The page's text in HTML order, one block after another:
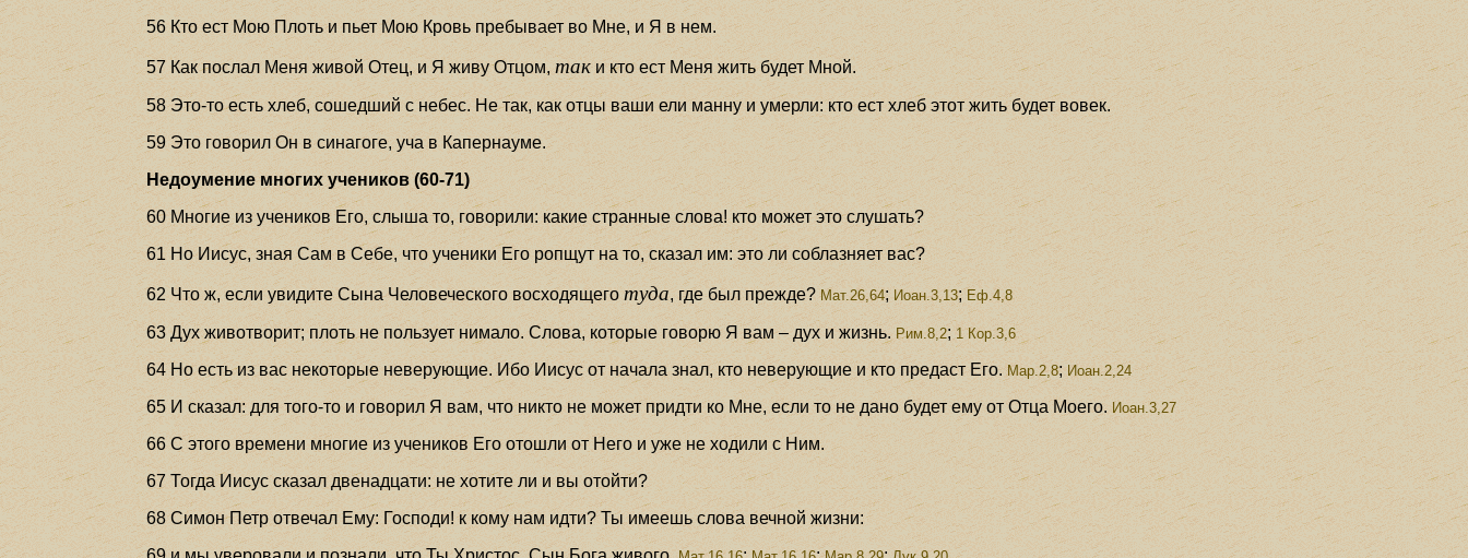
56 Кто ест Мою Плоть и пьет Мою Кровь пребывает во Мне, и Я в нем.
57 Как послал Меня живой Отец, и Я живу Отцом, так и кто ест Меня жить будет Мной.
58 Это-то есть хлеб, сошедший с небес. Не так, как отцы ваши ели манну и умерли: кто ест хлеб этот жить будет вовек.
59 Это говорил Он в синагоге, уча в Капернауме.
Недоумение многих учеников (60-71)
60 Многие из учеников Его, слыша то, говорили: какие странные слова! кто может это слушать?
61 Но Иисус, зная Сам в Себе, что ученики Его ропщут на то, сказал им: это ли соблазняет вас?
62 Что ж, если увидите Сына Человеческого восходящего туда, где был прежде? Мат.26,64; Иоан.3,13;Еф.4,8
63 Дух животворит; плоть не пользует нимало. Слова, которые говорю Я вам – дух и жизнь. Рим.8,2; 1 Кор.3,6
64 Но есть из вас некоторые неверующие. Ибо Иисус от начала знал, кто неверующие и кто предаст Его. Мар.2,8; Иоан.2,24
65 И сказал: для того-то и говорил Я вам, что никто не может придти ко Мне, если то не дано будет ему от Отца Моего. Иоан.3,27
66 С этого времени многие из учеников Его отошли от Него и уже не ходили с Ним.
67 Тогда Иисус сказал двенадцати: не хотите ли и вы отойти?
68 Симон Петр отвечал Ему: Господи! к кому нам идти? Ты имеешь слова вечной жизни: